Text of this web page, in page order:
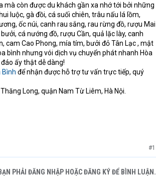
mà còn được du khách gần xa nhớ tới bởi những
luộc, gà đồi, cá suối chiên, trâu nấu lá lồm,
ốc núi, canh rau sắng, rau rừng đồ, rượu Mai
cá nướng đồ, rượu Cần, quả lặc lày, canh
cam Cao Phong, mía tím, bưởi đỏ Tân Lạc , mật
bình nhưng vói dịch vụ chuyển phát nhanh Hòa
ấy thật dễ dàng!
Bình để nhận được hỗ trợ tư vấn trực tiếp, quý
Long, quận Nam Từ Liêm, Hà Nội.
#1
BẠN PHẢI ĐĂNG NHẬP HOẶC ĐĂNG KÝ ĐỂ BÌNH LUẬN.